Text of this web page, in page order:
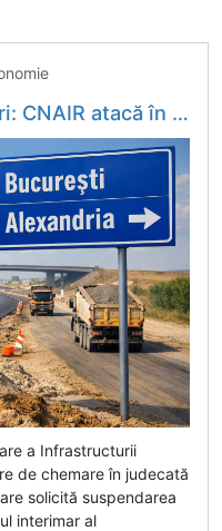
să transfere cinci proiecte la CNIR - Economica.net
a Infrastructurii
de chemare în judecată
solicită suspendarea
interimar al